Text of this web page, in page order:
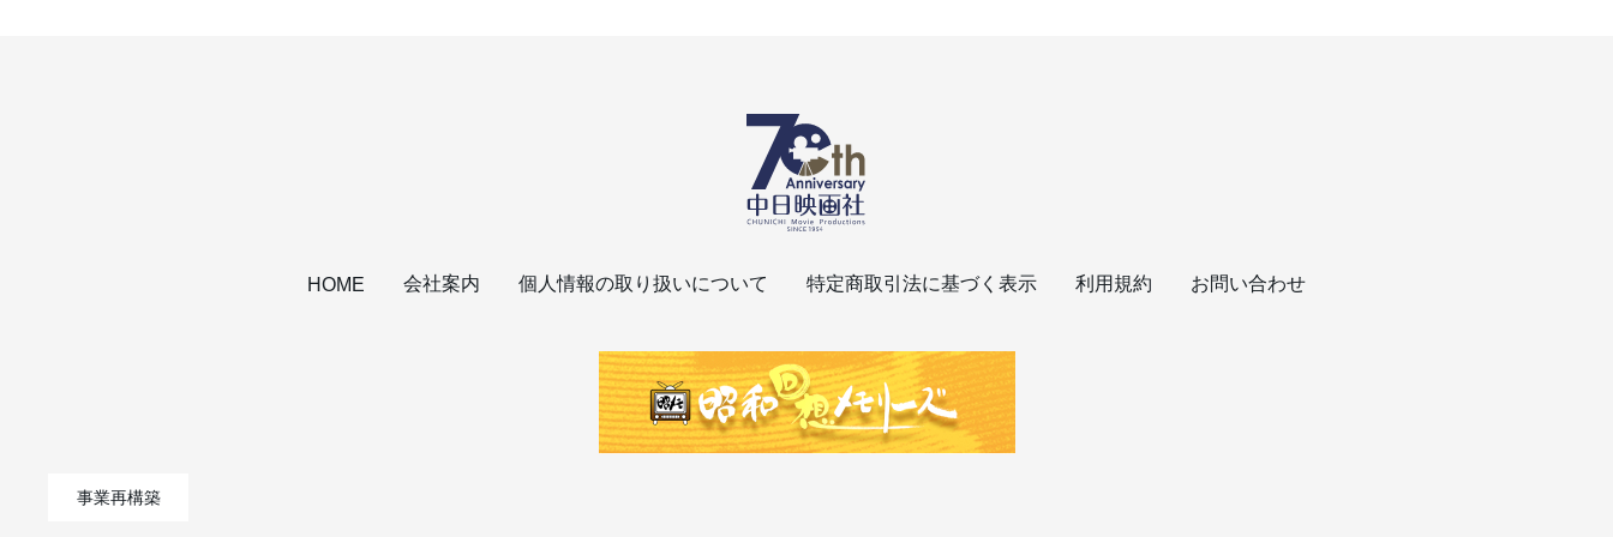
HOME 会社案内 個人情報の取り扱いについて 特定商取引法に基づく表示 利用規約 お問い合わせ
事業再構築